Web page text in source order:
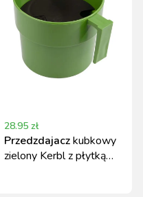
28.95 zł
Przedzdajaczkubkowy
zielony Kerbl z płytką